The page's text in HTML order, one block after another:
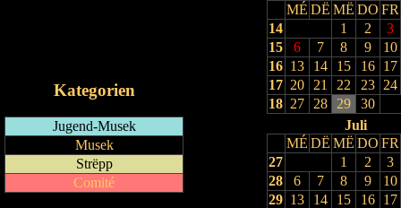
Kategorien
Jugend-Musek
Musek
Strëpp
Comité
MÉ DË MË DO FR
14
1 2
3
15
6 7 8 9
10
16 13 14 15 16
17
17 20 21 22 23
24
18 27 28 29
30
Juli
MÉ DË MË DO FR
27
1 2
3
28
6 7 8 9
10
29 13 14 15 16
17